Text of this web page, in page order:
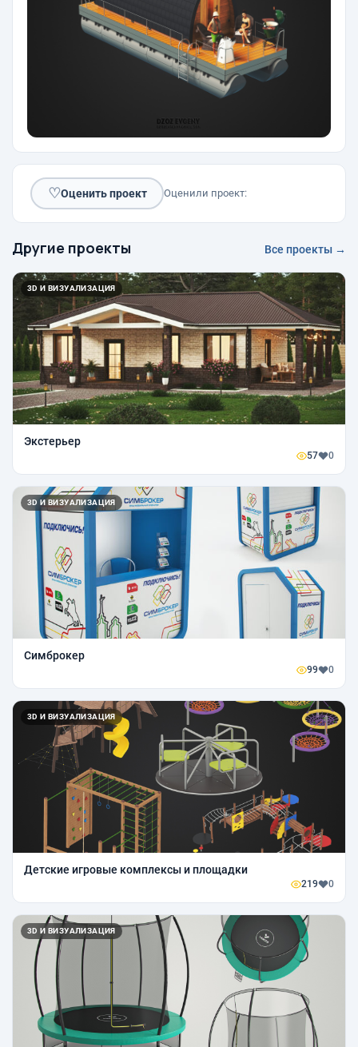
♡Оценить проект Оценили проект:
Другие проекты Все проекты →
3D И ВИЗУАЛИЗАЦИЯ
Экстерьер
57 0
3D И ВИЗУАЛИЗАЦИЯ
Симброкер
99 0
3D И ВИЗУАЛИЗАЦИЯ
Детские игровые комплексы и площадки
219 0
3D И ВИЗУАЛИЗАЦИЯ